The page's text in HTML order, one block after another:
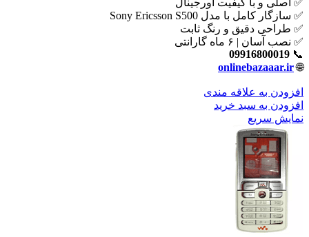
✅ اصلی و با کیفیت اورجینال
✅ سازگار کامل با مدل Sony Ericsson S500
✅ طراحی دقیق و رنگ ثابت
✅ نصب آسان | ۶ ماه گارانتی
📞
09916800019
🌐
onlinebazaaar.ir
افزودن به علاقه مندی
افزودن به سبد خرید
نمایش سریع